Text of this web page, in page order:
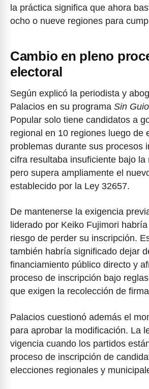
la práctica significa que ahora
ocho o nueve regiones para
Cambio en pleno
electoral
Según explicó la periodista y
Palacios en su programa Sin
Popular solo tiene candidatos a
regional en 10 regiones luego de
problemas durante sus procesos
cifra resultaba insuficiente bajo la
pero supera ampliamente el
establecido por la Ley 32657.
De mantenerse la exigencia
liderado por Keiko Fujimori
riesgo de perder su inscripción.
también habría significado dejar
financiamiento público directo y
proceso de inscripción bajo
que exigen la recolección de
Palacios cuestionó además el
para aprobar la modificación. La
vigencia cuando los partidos
proceso de inscripción de
elecciones regionales y